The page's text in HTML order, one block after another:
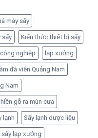
máy sấy
sấy Kiến thức thiết bị sấy
nghiệp lạp xưởng
đá viên Quảng Nam
Nam
gỗ ra mùn cưa
lạnh Sấy lạnh dược liệu
sấy lạp xưởng